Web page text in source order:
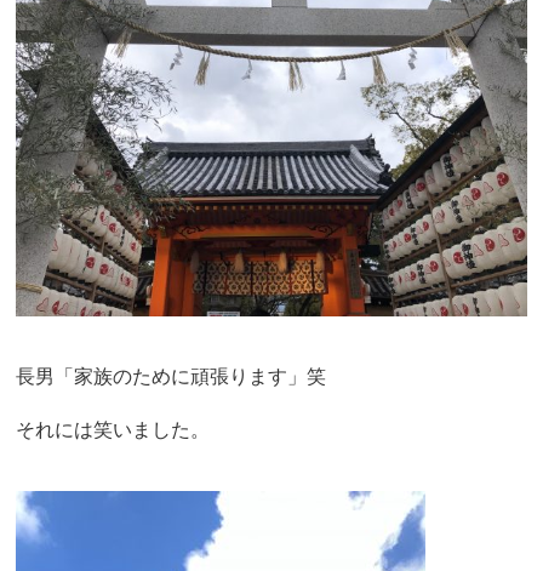
長男「家族のために頑張ります」笑
それには笑いました。